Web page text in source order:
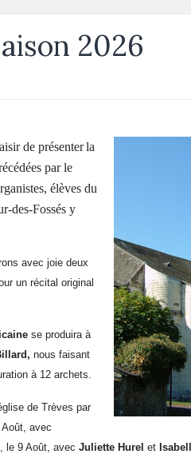
2026
de présenterla
par le
élèves du
des-Fossés y
avec joie deux
un récital original
se produira à
nousfaisant
à 12 archets.
de Trèves par
avec
le 9 Août, avecJuliette Hurel et